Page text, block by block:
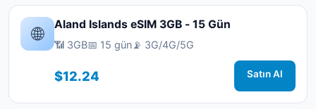
🌐 Aland Islands eSIM 3GB - 15 Gün
📶 3GB📅 15 gün📡 3G/4G/5G
$12.24 Satın Al